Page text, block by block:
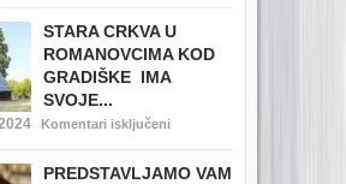
STARA CRKVA U
ROMANOVCIMA KOD
GRADIŠKE IMA
SVOJE...
Komentari isključeni
PREDSTAVLJAMO VAM